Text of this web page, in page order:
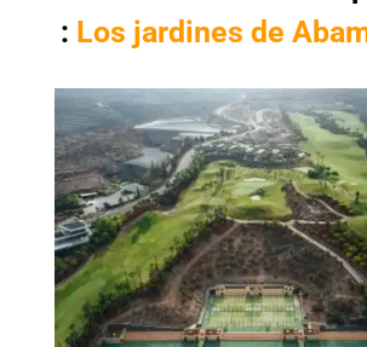
: Los jardines de